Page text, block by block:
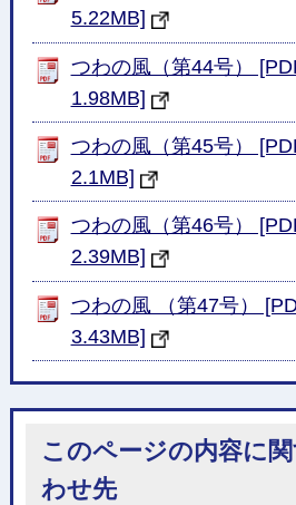
5.22MB]
つわの風（第44号）
1.98MB]
つわの風（第45号）
2.1MB]
つわの風（第46号）
2.39MB]
つわの風 （第47号）
3.43MB]
このページの内容に
わせ先